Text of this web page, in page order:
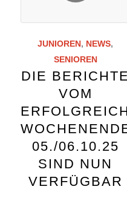
JUNIOREN, NEWS,
SENIOREN
DIE BERICHTE
VOM
05./06.10.25
SIND NUN
VERFÜGBAR